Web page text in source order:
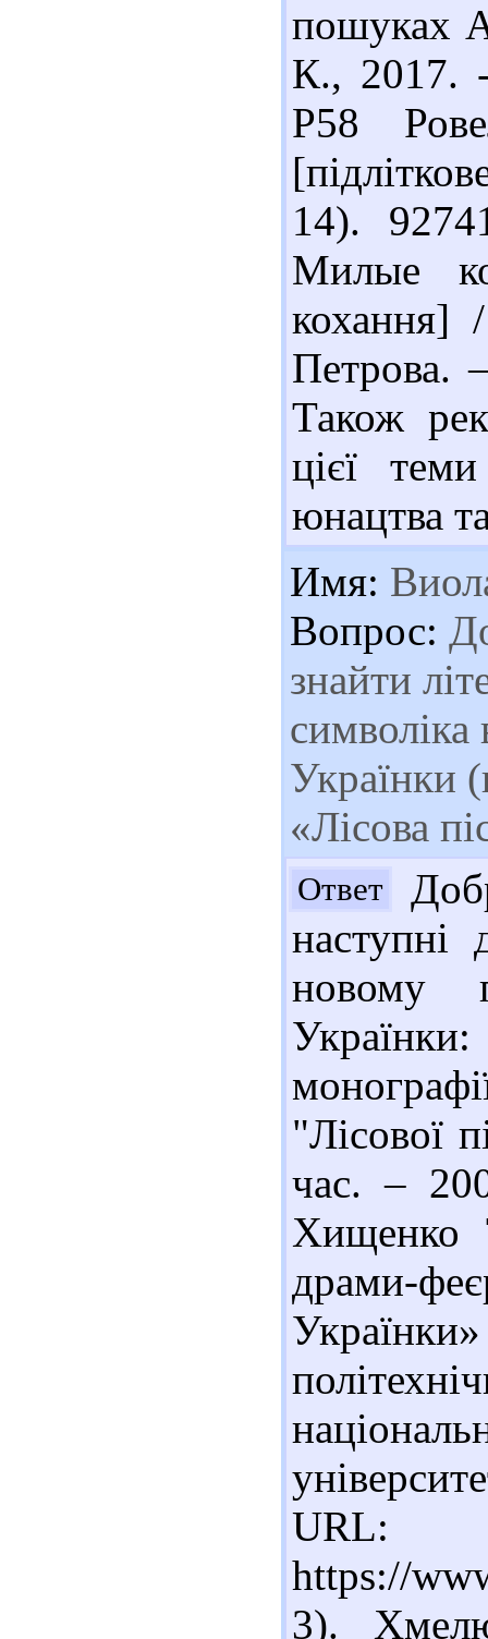
пошуках
К., 2017.
Р58
14).
Милые
Також
цієї
юнацтва
Имя:
Вопрос:
знайти
символіка
Українки
«Лісова
Ответ
новому
"Лісової
час. –
Хищенко
драми-
URL:
https://
3).